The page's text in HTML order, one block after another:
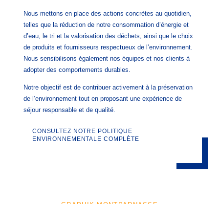
Nous mettons en place des actions concrètes au quotidien,
telles que la réduction de notre consommation d’énergie et
d’eau, le tri et la valorisation des déchets, ainsi que le choix
de produits et fournisseurs respectueux de l’environnement.
Nous sensibilisons également nos équipes et nos clients à
adopter des comportements durables.
Notre objectif est de contribuer activement à la préservation
de l’environnement tout en proposant une expérience de
séjour responsable et de qualité.
CONSULTEZ NOTRE POLITIQUE
ENVIRONNEMENTALE COMPLÈTE
QUARTIER